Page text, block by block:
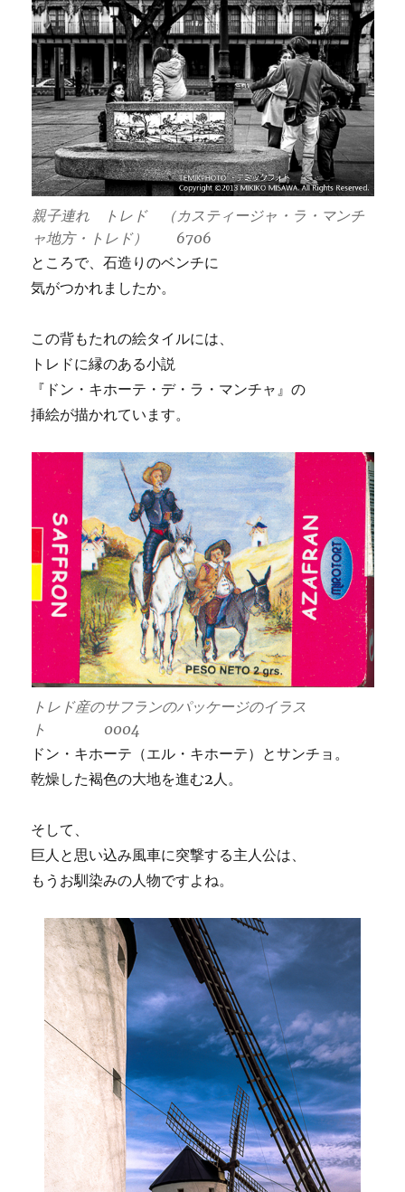
親子連れ トレド （カスティージャ・ラ・マンチ
ャ地方・トレド） 6706
ところで、石造りのベンチに
気がつかれましたか。
この背もたれの絵タイルには、
トレドに縁のある小説
『ドン・キホーテ・デ・ラ・マンチャ』の
挿絵が描かれています。
トレド産のサフランのパッケージのイラス
ト 0004
ドン・キホーテ（エル・キホーテ）とサンチョ。
乾燥した褐色の大地を進む2人。
そして、
巨人と思い込み風車に突撃する主人公は、
もうお馴染みの人物ですよね。